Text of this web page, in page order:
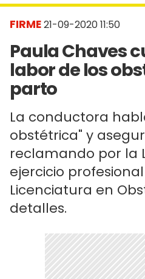
FIRME21-09-2020 11:50
Paula Chaves
labor de los
parto
La conductora
obstétrica" y
reclamando por la
ejercicio
Licenciatura en
detalles.